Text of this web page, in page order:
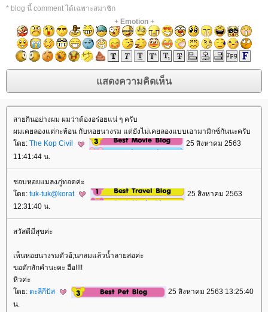
* blog นี้ comment ได้เฉพาะสมาชิก
+ Emotion+
สายกินอย่างผม ผมว่าต้องอร่อยแน่ ๆ ครับ
ผมเคยลองแต่กะท้อน กับหอยนางรม แต่ยังไม่เคยลองแบบเอามามิกซ์กันนะครับ
ดย: The Kop Civil
25 สิงหาคม 2563
11:41:44 น.
ชอบหอยแมลงภู่ทอดค่ะ
ดย: tuk-tuk@korat
25 สิงหาคม 2563
12:31:40 น.
สวัสดีมีสุขค่ะ
เห็นหอยนางรมตัวอ้;นกลมแล้วน้ำลายสอค่ะ
ขอตักสักคำนะคะ ฮือ!!!!
หิวค่ะ
ดย: ตะลีกีปัส
25 สิงหาคม 2563 13:25:40
น.